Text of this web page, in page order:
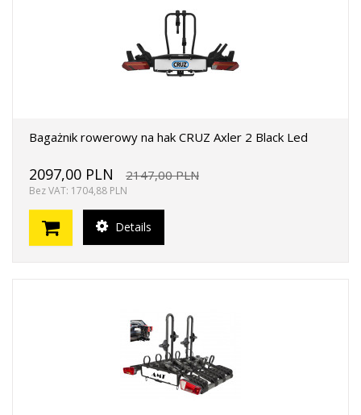
Bagażnik rowerowy na hak CRUZ Axler 2 Black Led
2097,00 PLN 2147,00 PLN
Bez VAT: 1704,88 PLN
Details